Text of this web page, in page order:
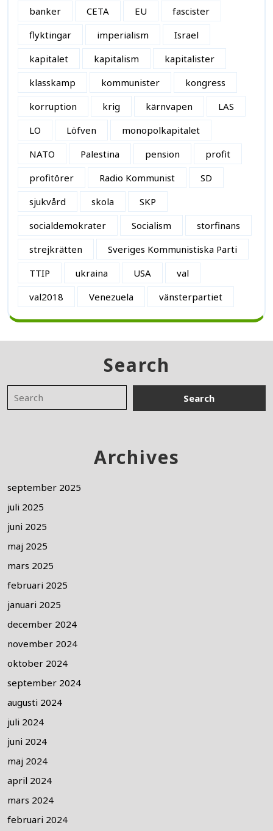
banker
CETA EU
fascister
flyktingar
imperialism
Israel
kapitalet
kapitalism
kapitalister
klasskamp
kommunister
kongress
korruption
krig kärnvapen
LAS
LO
Löfven
monopolkapitalet
NATO
Palestina pension
profit
profitörer
Radio Kommunist
SD
sjukvård
skola
SKP
socialdemokrater
Socialism
storfinans
strejkrätten
Sveriges Kommunistiska Parti
TTIP
ukraina USA
val
val2018
Venezuela vänsterpartiet
Search
Archives
september 2025
juli 2025
juni 2025
maj 2025
mars 2025
februari 2025
januari 2025
december 2024
november 2024
oktober 2024
september 2024
augusti 2024
juli 2024
juni 2024
maj 2024
april 2024
mars 2024
februari 2024